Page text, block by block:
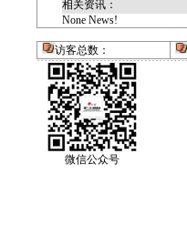
相关资讯：
None News!
访客总数：
微信公众号